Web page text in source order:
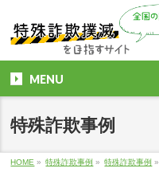
MENU
特殊詐欺事例
HOME » 特殊詐欺事例 » 特殊詐欺事例 »